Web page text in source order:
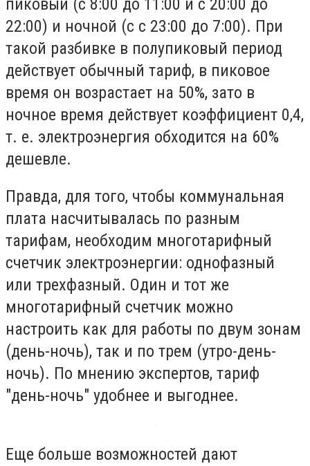
пиковый (с 8:00 до 11:00 и с 20:00 до
22:00) и ночной (с с 23:00 до 7:00). При
такой разбивке в полупиковый период
действует обычный тариф, в пиковое
время он возрастает на 50%, зато в
ночное время действует коэффициент 0,4,
т. е. электроэнергия обходится на 60%
дешевле.
Правда, для того, чтобы коммунальная
плата насчитывалась по разным
тарифам, необходим многотарифный
счетчик электроэнергии: однофазный
или трехфазный. Один и тот же
многотарифный счетчик можно
настроить как для работы по двум зонам
(день-ночь), так и по трем (утро-день-
ночь). По мнению экспертов, тариф
"день-ночь" удобнее и выгоднее.
Еще больше возможностей дают